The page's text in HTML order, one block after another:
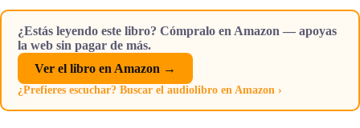
¿Estás leyendo este libro? Cómpralo en Amazon — apoyas
la web sin pagar de más.
Ver el libro en Amazon →
¿Prefieres escuchar? Buscar el audiolibro en Amazon ›